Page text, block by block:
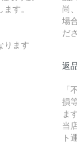
す。
ります
尚
場
だ
返
「
損
ま
当
ト